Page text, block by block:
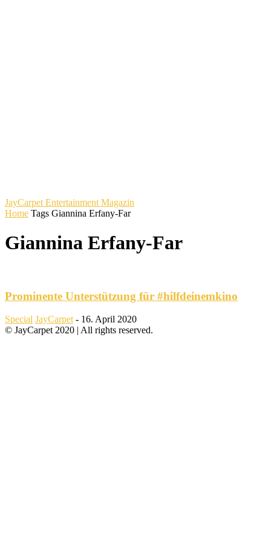
JayCarpet Entertainment Magazin
Home Tags Giannina Erfany-Far
Giannina Erfany-Far
Prominente Unterstützung für #hilfdeinemkino
Special JayCarpet - 16. April 2020
© JayCarpet 2020 | All rights reserved.